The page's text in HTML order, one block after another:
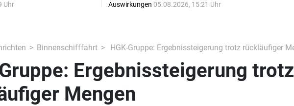
Uhr
Auswirkungen 05.08.2026, 15:21 Uhr
Binnenschifffahrt HGK-Gruppe: Ergebnissteigerung trotz rückläufiger
Ergebnissteigerung trotz
Mengen